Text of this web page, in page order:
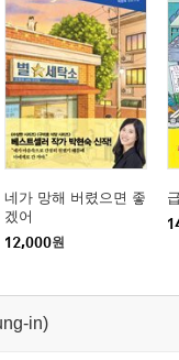
네가 망해 버렸으면 좋
겠어
12,000원
in)